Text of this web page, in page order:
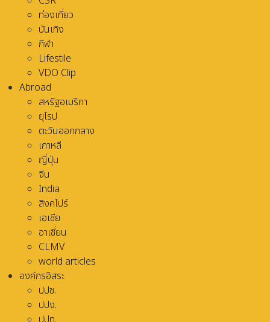
ท่องเที่ยว
บันเทิง
กีฬา
Lifestile
VDO Clip
Abroad
สหรัฐอเมริกา
ยุโรป
ตะวันออกกลาง
เกาหลี
ญี่ปุ่น
จีน
India
สิงคโปร์
เอเชีย
อาเชี่ยน
CLMV
world articles
องค์กรอิสระ
ปปช.
ปปง.